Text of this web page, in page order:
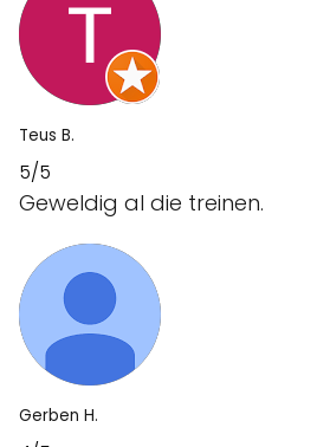
Teus B.
5/5
Geweldig al die treinen.
Gerben H.